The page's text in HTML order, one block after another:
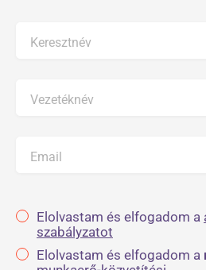
Keresztnév
Vezetéknév
Email
Elolvastam és elfogadom a
szabályzatot
Elolvastam és elfogadom a